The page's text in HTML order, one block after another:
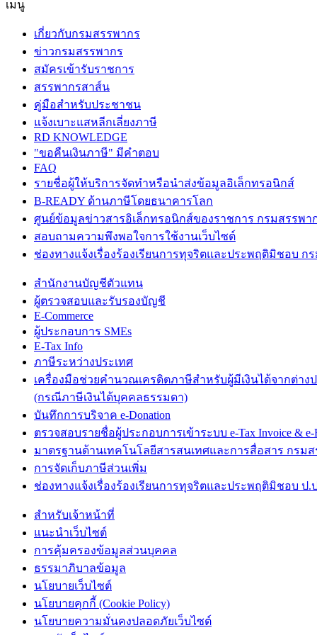
เมนู
เกี่ยวกับกรมสรรพากร
ข่าวกรมสรรพากร
สมัครเข้ารับราชการ
สรรพากรสาส์น
คู่มือสำหรับประชาชน
แจ้งเบาะแสหลีกเลี่ยงภาษี
RD KNOWLEDGE
"ขอคืนเงินภาษี" มีคำตอบ
FAQ
รายชื่อผู้ให้บริการจัดทำหรือนำส่งข้อมูลอิเล็กทรอนิกส์
B-READY ด้านภาษีโดยธนาคารโลก
ศูนย์ข้อมูลข่าวสารอิเล็กทรอนิกส์ของราชการ กรมสรรพา
สอบถามความพึงพอใจการใช้งานเว็บไซต์
ช่องทางแจ้งเรื่องร้องเรียนการทุจริตและประพฤติมิชอบ ก
สำนักงานบัญชีตัวแทน
ผู้ตรวจสอบและรับรองบัญชี
E-Commerce
ผู้ประกอบการ SMEs
E-Tax Info
ภาษีระหว่างประเทศ
เครื่องมือช่วยคำนวณเครดิตภาษีสำหรับผู้มีเงินได้จากต่าง
(กรณีภาษีเงินได้บุคคลธรรมดา)
บันทึกการบริจาค e-Donation
ตรวจสอบรายชื่อผู้ประกอบการเข้าระบบ e-Tax Invoice & e-
มาตรฐานด้านเทคโนโลยีสารสนเทศและการสื่อสาร กรมส
การจัดเก็บภาษีส่วนเพิ่ม
ช่องทางแจ้งเรื่องร้องเรียนการทุจริตและประพฤติมิชอบ ป.
สำหรับเจ้าหน้าที่
แนะนำเว็บไซต์
การคุ้มครองข้อมูลส่วนบุคคล
ธรรมาภิบาลข้อมูล
นโยบายเว็บไซต์
นโยบายคุกกี้ (Cookie Policy)
นโยบายความมั่นคงปลอดภัยเว็บไซต์